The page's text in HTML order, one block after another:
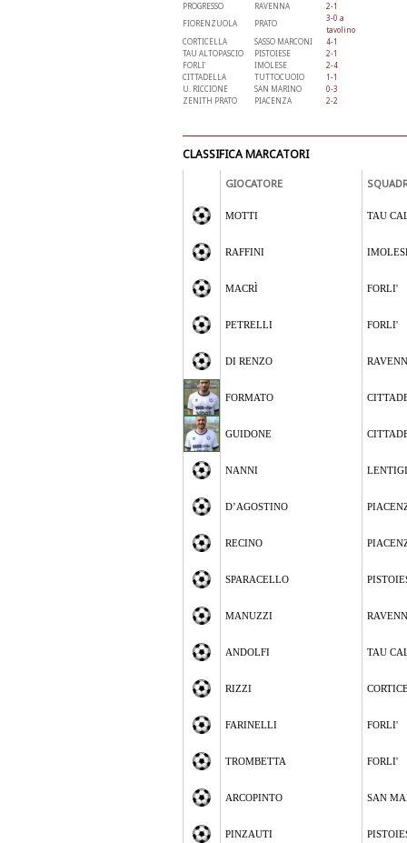
PROGRESSO
RAVENNA
2-1
FIORENZUOLA
PRATO
3-0 a
tavolino
CORTICELLA
SASSO MARCONI
4-1
TAU ALTOPASCIO
PISTOIESE
2-1
FORLI'
IMOLESE
2-4
CITTADELLA
TUTTOCUOIO
1-1
U. RICCIONE
SAN MARINO
0-3
ZENITH PRATO
PIACENZA 2-2
CLASSIFICA MARCATORI
GIOCATORE
MOTTI TAU
RAFFINI
MACRÌ FORLI'
PETRELLI FORLI'
DI RENZO
FORMATO
GUIDONE
NANNI
D’AGOSTINO
RECINO
SPARACELLO
MANUZZI
ANDOLFI TAU
RIZZI
FARINELLI FORLI'
TROMBETTA FORLI'
ARCOPINTO SAN
PINZAUTI